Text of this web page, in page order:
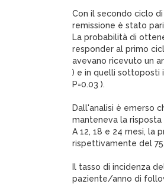
Con il secondo ciclo
remissione è stato pari
La probabilità di
responder al primo
avevano ricevuto un
) e in quelli sottoposti
P=0.03 ).
Dall'analisi è emerso
manteneva la
A 12, 18 e 24 mesi, la
rispettivamente del
Il tasso di incidenza
paziente/anno di